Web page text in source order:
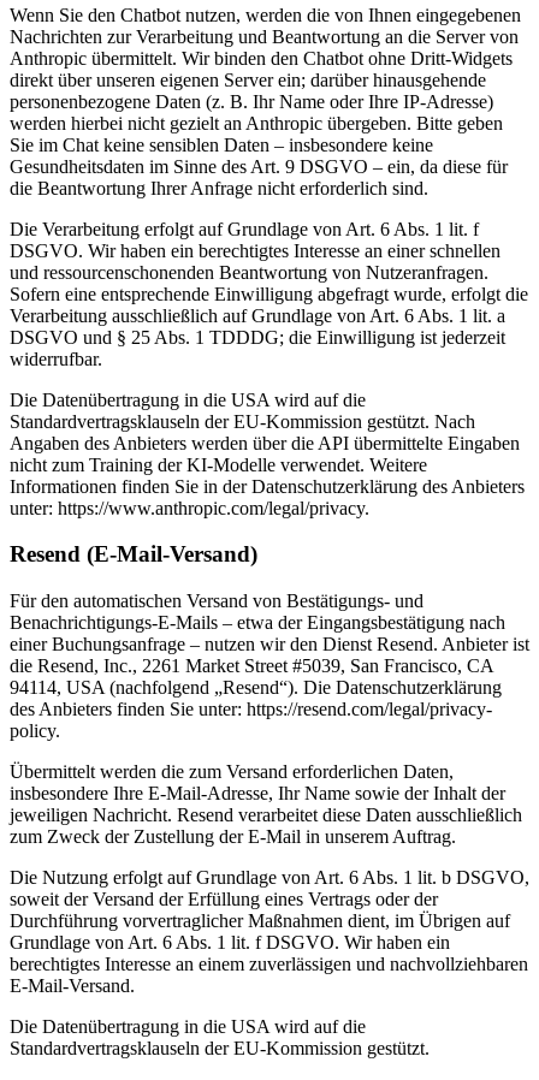
Wenn Sie den Chatbot nutzen, werden die von Ihnen eingegebenen
Nachrichten zur Verarbeitung und Beantwortung an die Server von
Anthropic übermittelt. Wir binden den Chatbot ohne Dritt-Widgets
direkt über unseren eigenen Server ein; darüber hinausgehende
personenbezogene Daten (z. B. Ihr Name oder Ihre IP-Adresse)
werden hierbei nicht gezielt an Anthropic übergeben. Bitte geben
Sie im Chat keine sensiblen Daten – insbesondere keine
Gesundheitsdaten im Sinne des Art. 9 DSGVO – ein, da diese für
die Beantwortung Ihrer Anfrage nicht erforderlich sind.
Die Verarbeitung erfolgt auf Grundlage von Art. 6 Abs. 1 lit. f
DSGVO. Wir haben ein berechtigtes Interesse an einer schnellen
und ressourcenschonenden Beantwortung von Nutzeranfragen.
Sofern eine entsprechende Einwilligung abgefragt wurde, erfolgt die
Verarbeitung ausschließlich auf Grundlage von Art. 6 Abs. 1 lit. a
DSGVO und § 25 Abs. 1 TDDDG; die Einwilligung ist jederzeit
widerrufbar.
Die Datenübertragung in die USA wird auf die
Standardvertragsklauseln der EU-Kommission gestützt. Nach
Angaben des Anbieters werden über die API übermittelte Eingaben
nicht zum Training der KI-Modelle verwendet. Weitere
Informationen finden Sie in der Datenschutzerklärung des Anbieters
unter: https://www.anthropic.com/legal/privacy.
Resend (E-Mail-Versand)
Für den automatischen Versand von Bestätigungs- und
Benachrichtigungs-E-Mails – etwa der Eingangsbestätigung nach
einer Buchungsanfrage – nutzen wir den Dienst Resend. Anbieter ist
die Resend, Inc., 2261 Market Street #5039, San Francisco, CA
94114, USA (nachfolgend „Resend“). Die Datenschutzerklärung
des Anbieters finden Sie unter: https://resend.com/legal/privacy-
policy.
Übermittelt werden die zum Versand erforderlichen Daten,
insbesondere Ihre E-Mail-Adresse, Ihr Name sowie der Inhalt der
jeweiligen Nachricht. Resend verarbeitet diese Daten ausschließlich
zum Zweck der Zustellung der E-Mail in unserem Auftrag.
Die Nutzung erfolgt auf Grundlage von Art. 6 Abs. 1 lit. b DSGVO,
soweit der Versand der Erfüllung eines Vertrags oder der
Durchführung vorvertraglicher Maßnahmen dient, im Übrigen auf
Grundlage von Art. 6 Abs. 1 lit. f DSGVO. Wir haben ein
berechtigtes Interesse an einem zuverlässigen und nachvollziehbaren
E-Mail-Versand.
Die Datenübertragung in die USA wird auf die
Standardvertragsklauseln der EU-Kommission gestützt.